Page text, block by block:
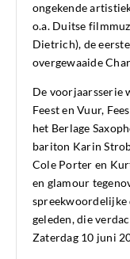
ongekende
o.a. Duitse
Dietrich), de
overgewaaide
De voorjaarsserie
Feest en Vuur,
het Berlage
bariton Karin
Cole Porter en
en glamour
spreekwoordelijke
geleden, die
Zaterdag 10 juni